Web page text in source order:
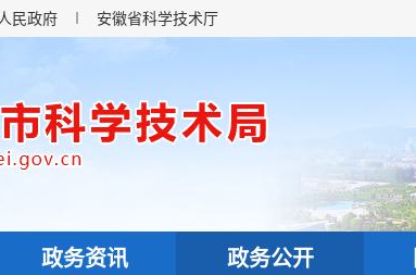
民政府 安徽省科学技术厅
政务资讯 政务公开